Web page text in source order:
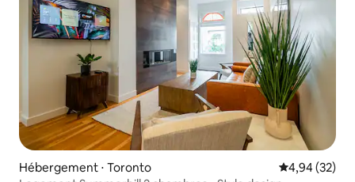
Hébergement ⋅ Toronto Évaluation
4,94 (32)